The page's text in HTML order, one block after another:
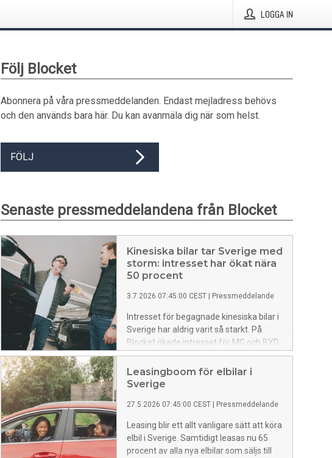
LOGGA IN
Följ Blocket
Abonnera på våra pressmeddelanden. Endast mejladress behövs
och den används bara här. Du kan avanmäla dig när som helst.
FÖLJ
Senaste pressmeddelandena från Blocket
Kinesiska bilar tar Sverige med
storm: intresset har ökat nära
50 procent
3.7.2026 07:45:00 CEST Pressmeddelande
Intresset för begagnade kinesiska bilar i
Sverige har aldrig varit så starkt. På
Blocket ökade intresset för MG och BYD
med nära 50 procent mellan januari och
slutet av maj 2026. Till jämförelse ökade
intresset för Volvo med 9 procent under
Leasingboom för elbilar i
Sverige
27.5.2026 07:45:00 CEST Pressmeddelande
Leasing blir ett allt vanligare sätt att köra
elbil i Sverige. Samtidigt leasas nu 65
procent av alla nya elbilar som säljs till